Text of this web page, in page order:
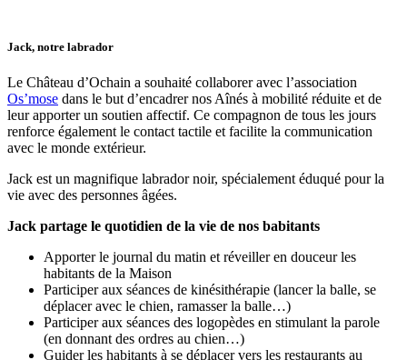
Jack, notre labrador
Le Château d’Ochain a souhaité collaborer avec l’association
Os’mose dans le but d’encadrer nos Aînés à mobilité réduite et de
leur apporter un soutien affectif. Ce compagnon de tous les jours
renforce également le contact tactile et facilite la communication
avec le monde extérieur.
Jack est un magnifique labrador noir, spécialement éduqué pour la
vie avec des personnes âgées.
Jack partage le quotidien de la vie de nos babitants
Apporter le journal du matin et réveiller en douceur les
habitants de la Maison
Participer aux séances de kinésithérapie (lancer la balle, se
déplacer avec le chien, ramasser la balle…)
Participer aux séances des logopèdes en stimulant la parole
(en donnant des ordres au chien…)
Guider les habitants à se déplacer vers les restaurants au